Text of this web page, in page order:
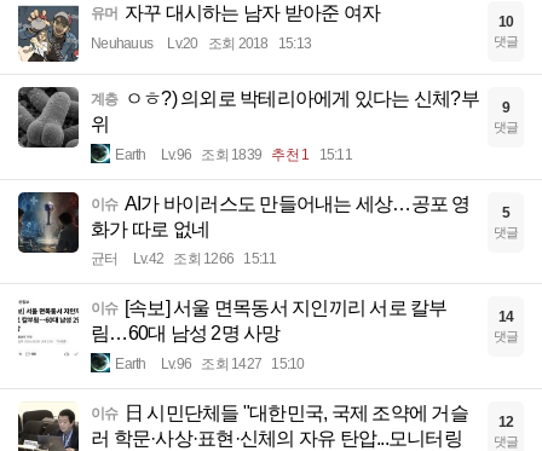
유머 자꾸 대시하는 남자 받아준 여자
Neuhauus Lv.20 조회 2018 15:13
10
댓글
계층
ㅇㅎ?) 의외로 박테리아에게 있다는 신체?부
위
Earth Lv.96 조회 1839 추천 1 15:11
9
댓글
이슈 AI가 바이러스도 만들어내는 세상…공포 영
화가 따로 없네
균터 Lv.42 조회 1266 15:11
5
댓글
이슈 [속보] 서울 면목동서 지인끼리 서로 칼부
림…60대 남성 2명 사망
Earth Lv.96 조회 1427 15:10
14
댓글
이슈
日 시민단체들 "대한민국, 국제 조약에 거슬
러 학문·사상·표현·신체의 자유 탄압...모니터링
12
댓글